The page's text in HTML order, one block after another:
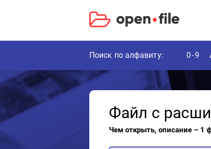
Поиск по алфавиту: 0-9
Файл с
Чем открыть, описание – 1